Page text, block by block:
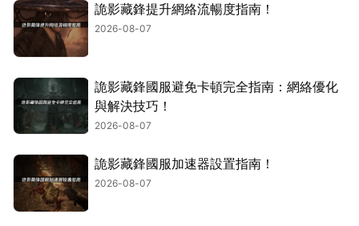
詭影藏鋒提升網絡流暢度指南！
2026-08-07
詭影藏鋒國服避免卡頓完全指南：網絡優化
與解決技巧！
2026-08-07
詭影藏鋒國服加速器設置指南！
2026-08-07